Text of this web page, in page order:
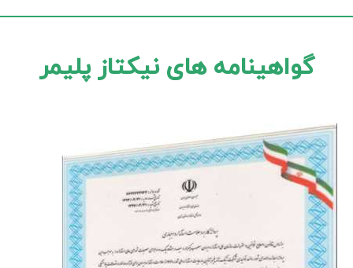
گواهینامه های نیکتاز پلیمر